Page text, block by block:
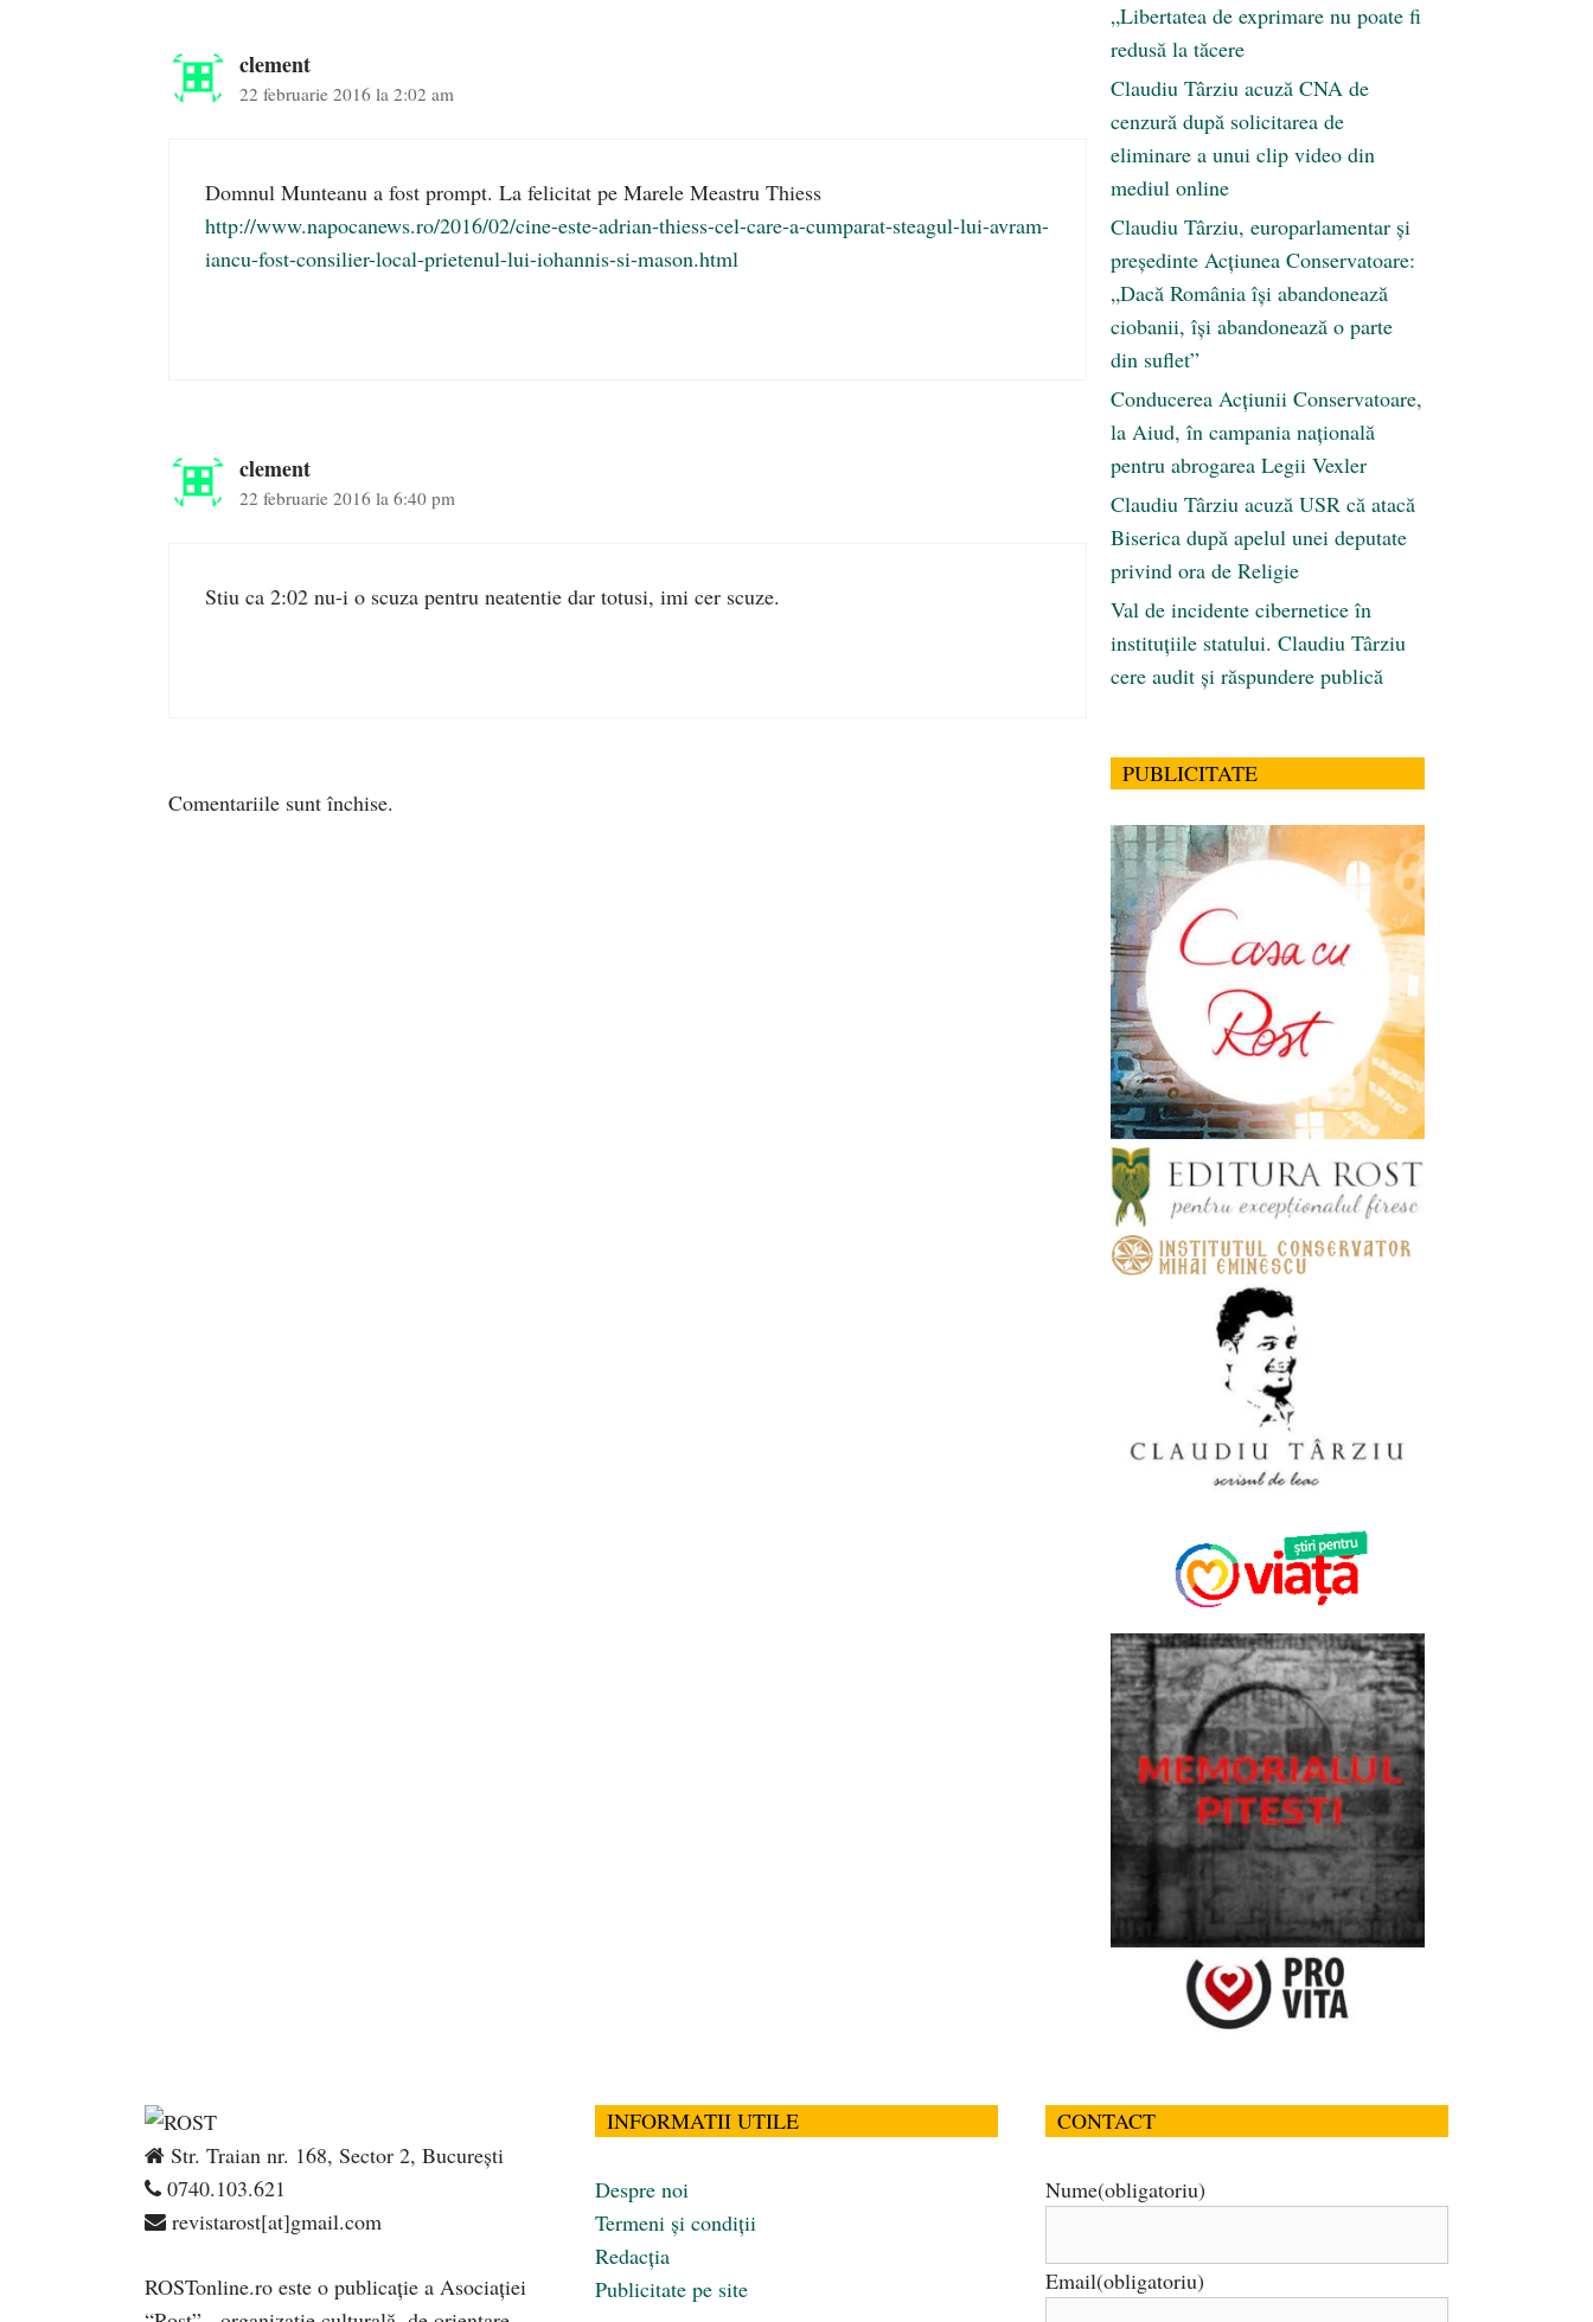
clement
22 februarie 2016 la 2:02 am
Domnul Munteanu a fost prompt. La felicitat pe Marele Meastru Thiess
http://www.napocanews.ro/2016/02/cine-este-adrian-thiess-cel-care-a-cumparat-steagul-lui-avram-
iancu-fost-consilier-local-prietenul-lui-iohannis-si-mason.html
clement
22 februarie 2016 la 6:40 pm
Stiu ca 2:02 nu-i o scuza pentru neatentie dar totusi, imi cer scuze.
Comentariile sunt închise.
„Libertatea de exprimare nu poate fi
redusă la tăcere
Claudiu Târziu acuză CNA de
cenzură după solicitarea de
eliminare a unui clip video din
mediul online
Claudiu Târziu, europarlamentar și
președinte Acțiunea Conservatoare:
„Dacă România își abandonează
ciobanii, își abandonează o parte
din suflet”
Conducerea Acțiunii Conservatoare,
la Aiud, în campania națională
pentru abrogarea Legii Vexler
Claudiu Târziu acuză USR că atacă
Biserica după apelul unei deputate
privind ora de Religie
Val de incidente cibernetice în
instituțiile statului. Claudiu Târziu
cere audit și răspundere publică
PUBLICITATE
Str. Traian nr. 168, Sector 2, București
0740.103.621
revistarost[at]gmail.com
ROSTonline.ro este o publicaţie a Asociaţiei
INFORMATII UTILE
Despre noi
Termeni și condiții
Redacția
Publicitate pe site
CONTACT
Nume(obligatoriu)
Email(obligatoriu)